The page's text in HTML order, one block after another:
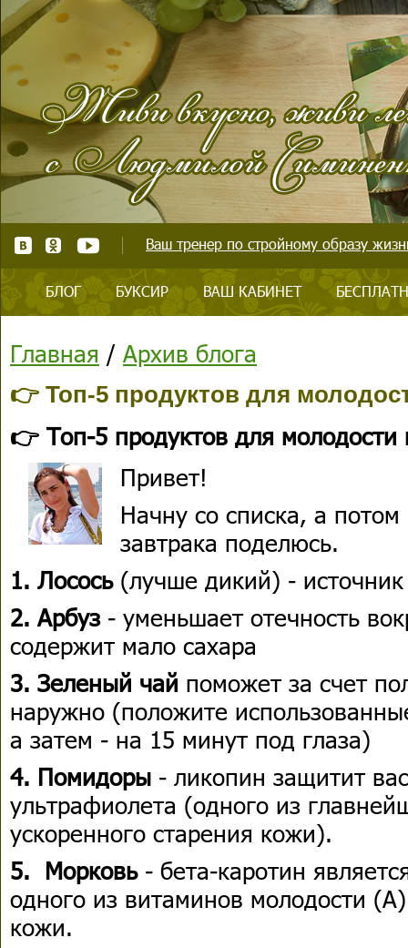
Ваш тренер по стройному образу
БЛОГ БУКСИР ВАШ КАБИНЕТ
Главная / Архив блога
👉 Топ-5 продуктов для
👉 Топ-5 продуктов для молодости
Привет!
Начну со списка, а
завтрака поделюсь.
1. Лосось(лучше дикий) -
2. Арбуз- уменьшает отечность
содержит мало сахара
3. Зеленый чай поможет за счет
наружно (положите
а затем - на 15 минут под глаза)
4. Помидоры - ликопин защитит
ультрафиолета (одного из
ускоренного старения кожи).
5. Морковь - бета-каротин
одного из витаминов молодости
кожи.